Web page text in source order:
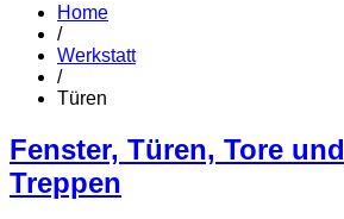
Home
/
Werkstatt
/
Türen
Fenster, Türen, Tore und
Treppen